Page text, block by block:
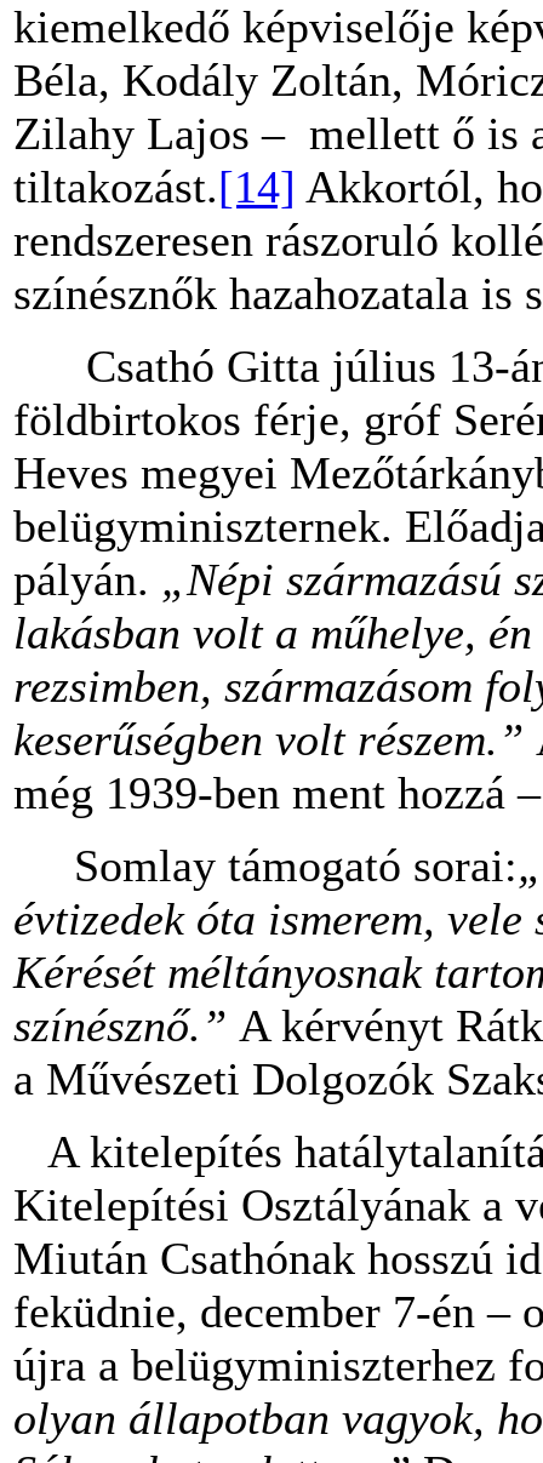
kiemelkedő képviselője
Béla, Kodály Zoltán,
Zilahy Lajos – mellett ő is
tiltakozást.[14] Akkortól,
rendszeresen rászoruló
színésznők hazahozatala is
Csathó Gitta július 13-
földbirtokos férje, gróf
Heves megyei
belügyminiszternek.
pályán. „Népi származású
lakásban volt a műhelye,
rezsimben, származásom
keserűségben volt részem.”
még 1939-ben ment
Somlay támogató sorai:
évtizedek óta ismerem,
Kérését méltányosnak
színésznő.” A kérvényt
a Művészeti Dolgozók
A kitelepítés
Kitelepítési Osztályának a
Miután Csathónak hosszú
feküdnie, december 7-én –
újra a belügyminiszterhez
olyan állapotban vagyok,